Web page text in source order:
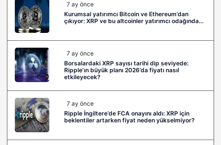
7 ay önce
Kurumsal yatırımcı Bitcoin ve Ethereum’dan
çıkıyor: XRP ve bu altcoinler yatırımcı odağında…
7 ay önce
Borsalardaki XRP sayısı tarihi dip seviyede:
Ripple’ın büyük planı 2026’da fiyatı nasıl
etkileyecek?
7 ay önce
Ripple İngiltere’de FCA onayını aldı: XRP için
beklentiler artarken fiyat neden yükselmiyor?